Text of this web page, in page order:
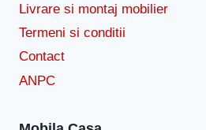
Livrare si montaj mobilier
Termeni si conditii
Contact
ANPC